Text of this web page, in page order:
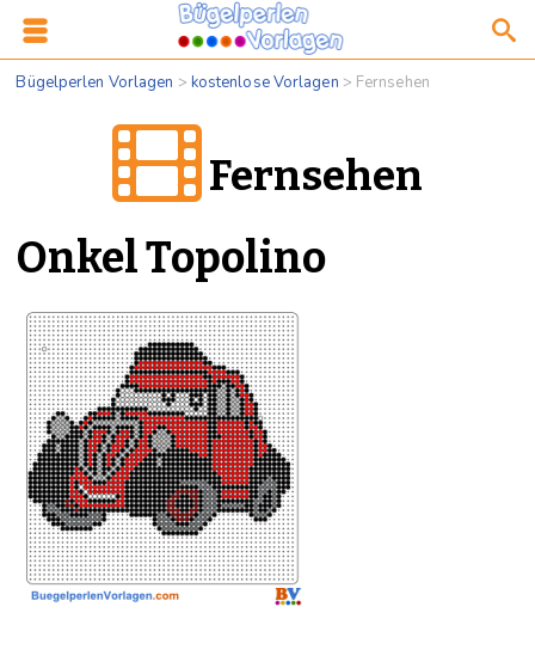
Bügelperlen Vorlagen > kostenlose Vorlagen > Fernsehen
Fernsehen
Onkel Topolino